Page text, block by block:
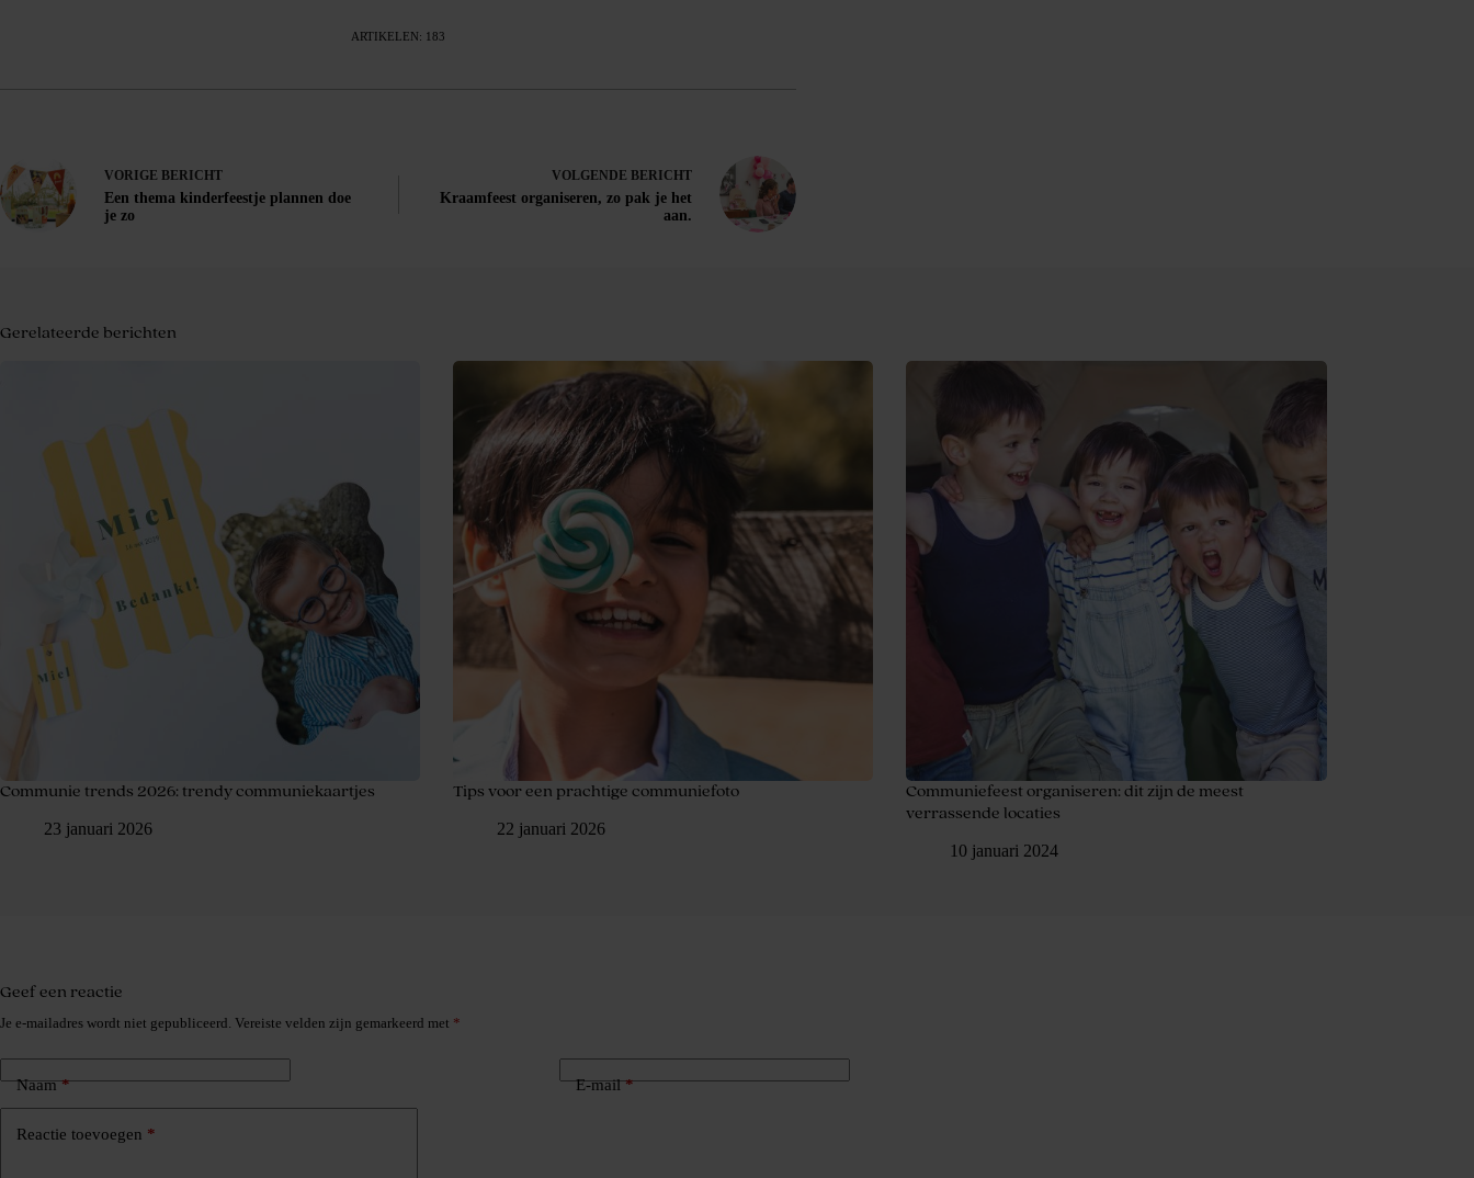
ARTIKELEN: 183
VORIGE BERICHT
Een thema kinderfeestje plannen doe
je zo
VOLGENDE BERICHT
Kraamfeest organiseren, zo pak je het
aan.
Gerelateerde berichten
Communie trends 2026: trendy communiekaartjes
23 januari 2026
Tips voor een prachtige communiefoto
22 januari 2026
Communiefeest organiseren: dit zijn de meest
verrassende locaties
10 januari 2024
Geef een reactie
Je e-mailadres wordt niet gepubliceerd. Vereiste velden zijn gemarkeerd met *
Naam* E-mail*
Reactie toevoegen *